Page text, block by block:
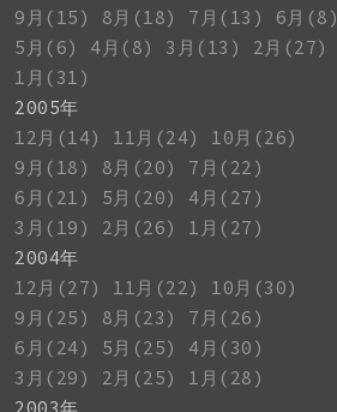
9月(15)
8月(18) 7月(13)
6月(8)
5月(6)
4月(8) 3月(13)
2月(27)
1月(31)
2005年
12月(14)
11月(24)
10月(26)
9月(18)
8月(20)
7月(22)
6月(21)
5月(20)
4月(27)
3月(19)
2月(26)
1月(27)
2004年
12月(27)
11月(22)
10月(30)
9月(25)
8月(23)
7月(26)
6月(24)
5月(25)
4月(30)
3月(29)
2月(25)
1月(28)